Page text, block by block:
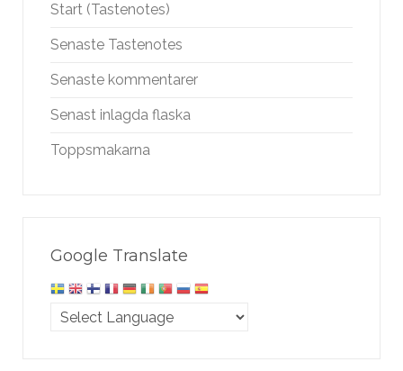
Start (Tastenotes)
Senaste Tastenotes
Senaste kommentarer
Senast inlagda flaska
Toppsmakarna
Google Translate